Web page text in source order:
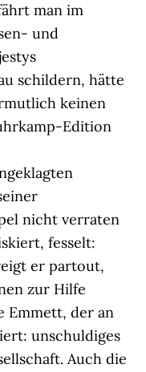
man im
und
schildern, hätte
keinen
Edition
nicht verraten
fesselt:
er partout,
zur Hilfe
Emmett, der an
unschuldiges
Auch die